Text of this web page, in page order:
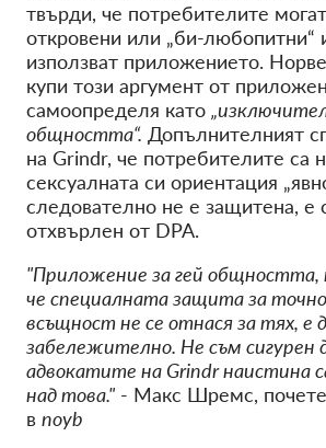
твърди, че потребителите
откровени или „би-любопитни“
използват приложението.
купи този аргумент от
самоопределя като
общността“. Допълнителният
на Grindr, че потребителите са
сексуалната си ориентация
следователно не е защитена, е
отхвърлен от DPA.
"Приложение за гей общността,
че специалната защита за
всъщност не се отнася за тях, е
забележително. Не съм сигурен
адвокатите на Grindr наистина
над това." - Макс Шремс,
в noyb